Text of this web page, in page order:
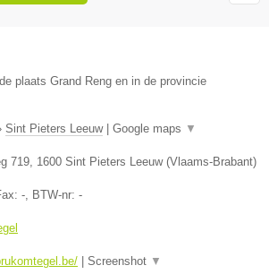
plaats Grand Reng en in de provincie
Sint Pieters Leeuw| Google maps ▼
719, 1600 Sint Pieters Leeuw(Vlaams-Brabant)
-, BTW-nr: -
Screenshot ▼